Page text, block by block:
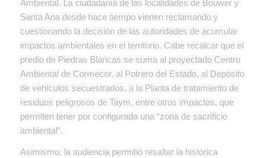
Ambiental. La ciudadanía de las localidades de Bouwer y
Santa Ana desde hace tiempo vienen reclamando y
cuestionando la decisión de las autoridades de acumular
impactos ambientales en el territorio. Cabe recalcar que el
predio de Piedras Blancas se suma al proyectado Centro
Ambiental de Cormecor, al Potrero del Estado, al Depósito
de vehículos secuestrados, a la Planta de tratamiento de
residuos peligrosos de Taym, entre otros impactos, que
permiten tener por configurada una “zona de sacrificio
ambiental”.
Asimismo, la audiencia permitió resaltar la histórica